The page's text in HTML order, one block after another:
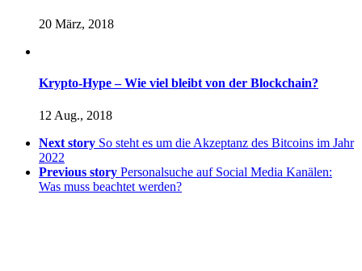
20 März, 2018
Krypto-Hype – Wie viel bleibt von der Blockchain?
12 Aug., 2018
Next story So steht es um die Akzeptanz des Bitcoins im Jahr
2022
Previous story Personalsuche auf Social Media Kanälen:
Was muss beachtet werden?